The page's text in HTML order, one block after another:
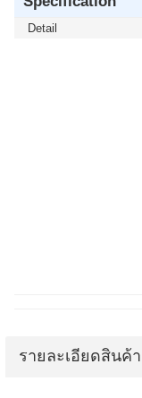
Detail
รายละเอียดสินค้า